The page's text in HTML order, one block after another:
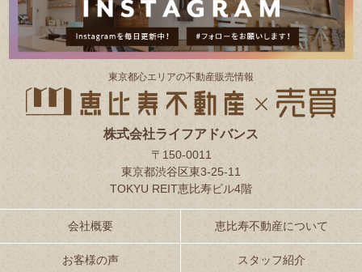
東京都⼼エリアの不動産販売情報
株式会社ライフアドバンス
〒150-0011
東京都渋谷区東3-25-11
TOKYU REIT恵比寿ビル4階
会社概要 恵比寿不動産について
お客様の声 スタッフ紹介